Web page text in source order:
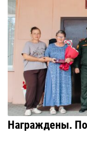
Награждены.